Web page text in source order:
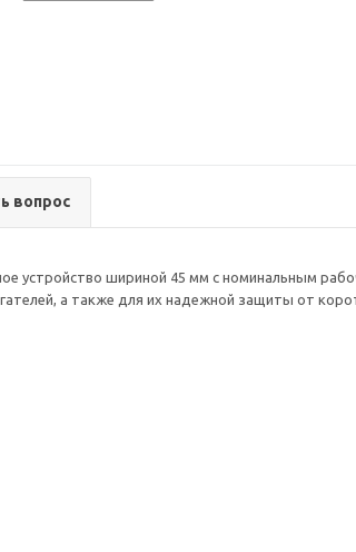
вопрос
устройство шириной 45 мм с номинальным
а также для их надежной защиты от